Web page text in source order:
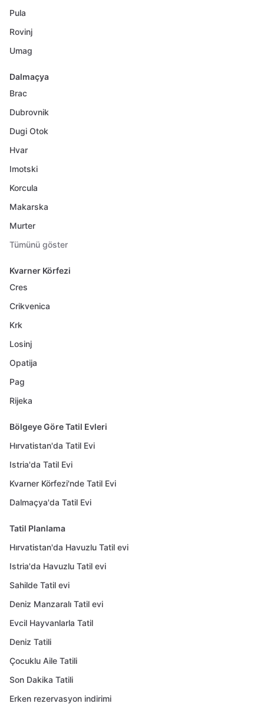
Pula
Rovinj
Umag
Dalmaçya
Brac
Dubrovnik
Dugi Otok
Hvar
Imotski
Korcula
Makarska
Murter
Tümünü göster
Kvarner Körfezi
Cres
Crikvenica
Krk
Losinj
Opatija
Pag
Rijeka
Bölgeye Göre Tatil Evleri
Hırvatistan'da Tatil Evi
Istria'da Tatil Evi
Kvarner Körfezi'nde Tatil Evi
Dalmaçya'da Tatil Evi
Tatil Planlama
Hırvatistan'da Havuzlu Tatil evi
Istria'da Havuzlu Tatil evi
Sahilde Tatil evi
Deniz Manzaralı Tatil evi
Evcil Hayvanlarla Tatil
Deniz Tatili
Çocuklu Aile Tatili
Son Dakika Tatili
Erken rezervasyon indirimi